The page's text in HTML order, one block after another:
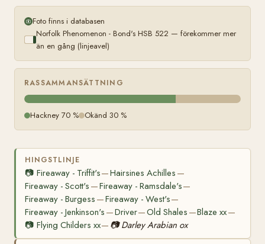
Foto finns i databasen
Norfolk Phenomenon - Bond's HSB 522 — förekommer mer
än en gång (linjeavel)
RASSAMMANSÄTTNING
Hackney 70 % Okänd 30 %
HINGSTLINJE
📷 Fireaway - Triffit's—Hairsines Achilles —
Fireaway - Scott's —Fireaway - Ramsdale's—
Fireaway - Burgess —Fireaway - West's—
Fireaway - Jenkinson's —Driver—Old Shales —Blaze xx—
📷 Flying Childers xx— 📷 Darley Arabian ox